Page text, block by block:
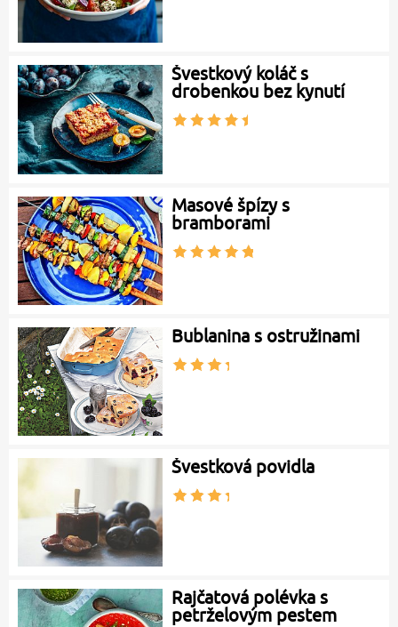
Švestkový koláč s
drobenkou bez kynutí
Masové špízy s
bramborami
Bublanina s ostružinami
Švestková povidla
Rajčatová polévka s
petrželovým pestem